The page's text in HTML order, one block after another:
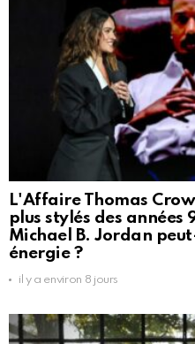
L'Affaire Thomas
plus stylés des années
Michael B. Jordan
énergie ?
il y a environ 8 jours